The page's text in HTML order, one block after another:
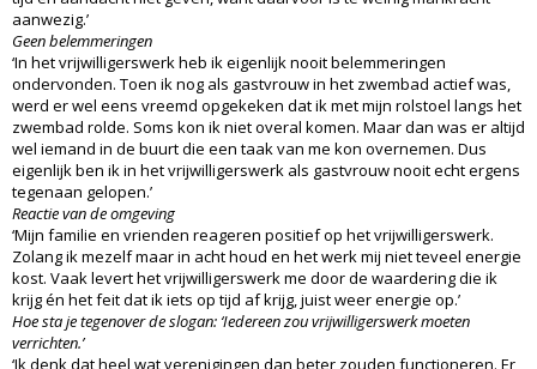
aanwezig.’
Geen belemmeringen
‘In het vrijwilligerswerk heb ik eigenlijk nooit belemmeringen
ondervonden. Toen ik nog als gastvrouw in het zwembad actief was,
werd er wel eens vreemd opgekeken dat ik met mijn rolstoel langs het
zwembad rolde. Soms kon ik niet overal komen. Maar dan was er altijd
wel iemand in de buurt die een taak van me kon overnemen. Dus
eigenlijk ben ik in het vrijwilligerswerk als gastvrouw nooit echt ergens
tegenaan gelopen.’
Reactie van de omgeving
‘Mijn familie en vrienden reageren positief op het vrijwilligerswerk.
Zolang ik mezelf maar in acht houd en het werk mij niet teveel energie
kost. Vaak levert het vrijwilligerswerk me door de waardering die ik
krijg én het feit dat ik iets op tijd af krijg, juist weer energie op.’
Hoe sta je tegenover de slogan: ‘Iedereen zou vrijwilligerswerk moeten
verrichten.’
‘Ik denk dat heel wat verenigingen dan beter zouden functioneren. Er